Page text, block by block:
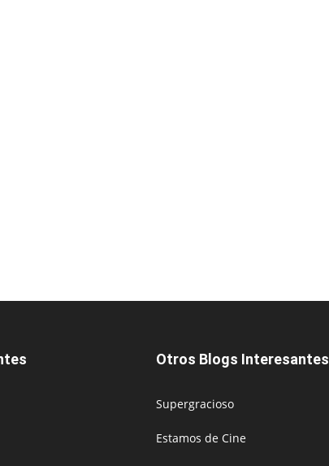
Otros Blogs Interesantes
Supergracioso
Estamos de Cine